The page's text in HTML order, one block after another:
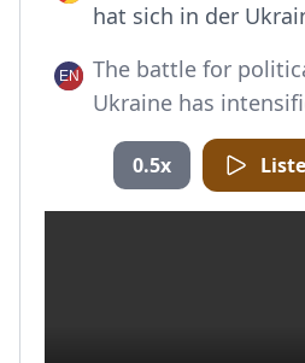
hat sich in der
The battle for
Ukraine has
0.5x